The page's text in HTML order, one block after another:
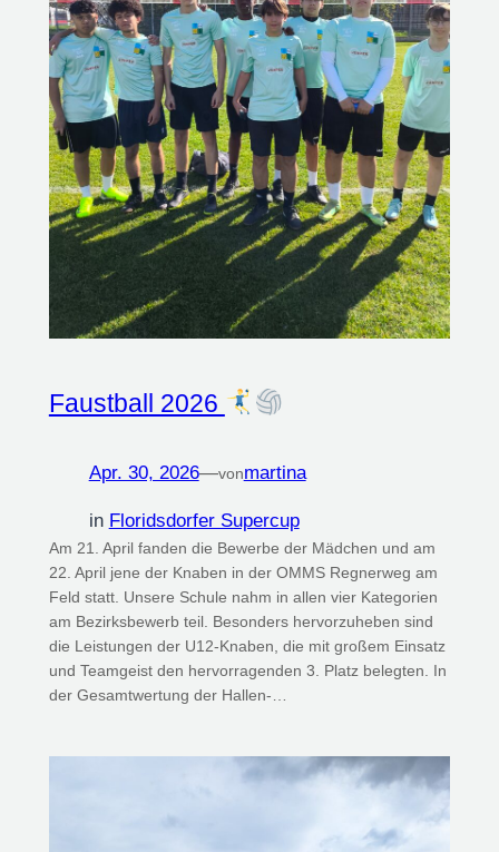
Faustball 2026
Apr. 30, 2026—vonmartina
in Floridsdorfer Supercup
Am 21. April fanden die Bewerbe der Mädchen und am
22. April jene der Knaben in der OMMS Regnerweg am
Feld statt. Unsere Schule nahm in allen vier Kategorien
am Bezirksbewerb teil. Besonders hervorzuheben sind
die Leistungen der U12-Knaben, die mit großem Einsatz
und Teamgeist den hervorragenden 3. Platz belegten. In
der Gesamtwertung der Hallen-…